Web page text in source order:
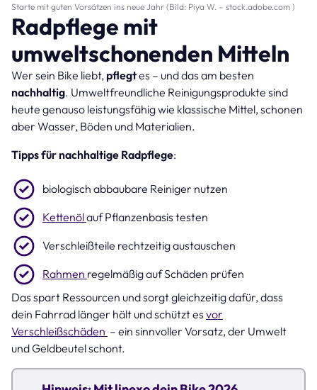
Starte mit guten Vorsätzen ins neue Jahr (Bild: Piya W. – stock.adobe.com )
Radpflege mit
umweltschonenden Mitteln
Wer sein Bike liebt, pflegtes – und das am besten
nachhaltig. Umweltfreundliche Reinigungsprodukte sind
heute genauso leistungsfähig wie klassische Mittel, schonen
aber Wasser, Böden und Materialien.
Tipps für nachhaltige Radpflege:
biologisch abbaubare Reiniger nutzen
Kettenölauf Pflanzenbasis testen
Verschleißteile rechtzeitig austauschen
Rahmen regelmäßig auf Schäden prüfen
Das spart Ressourcen und sorgt gleichzeitig dafür, dass
dein Fahrrad länger hält und schützt es vor
Verschleißschäden – ein sinnvoller Vorsatz, der Umwelt
und Geldbeutel schont.